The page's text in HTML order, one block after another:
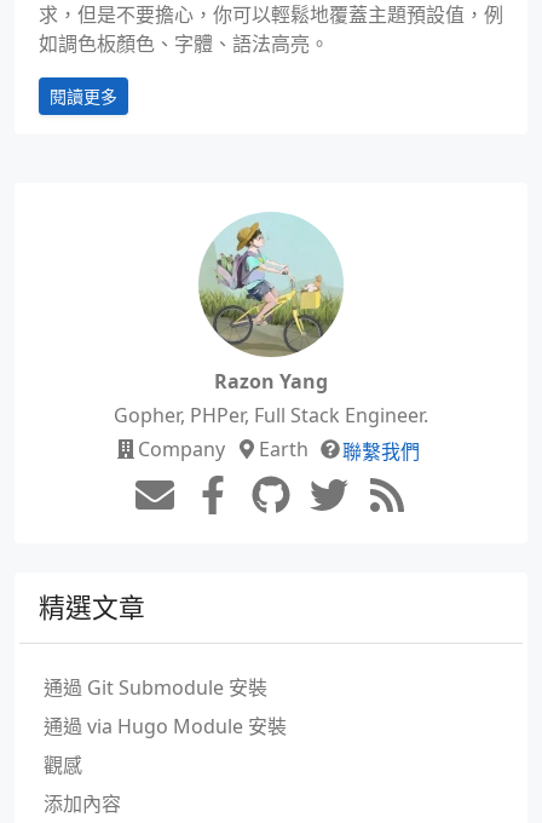
求，但是不要擔心，你可以輕鬆地覆蓋主題預設值，例
如調色板顏色、字體、語法高亮。
閱讀更多
Razon Yang
Gopher, PHPer, Full Stack Engineer.
Company
Earth 聯繫我們
精選文章
通過 Git Submodule 安裝
通過 via Hugo Module 安裝
觀感
添加內容